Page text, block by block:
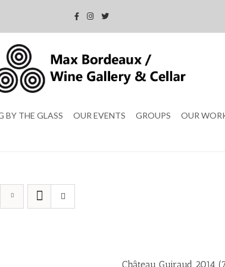
BY THE GLASS OUR EVENTS GROUPS OUR
Château Guiraud 2014